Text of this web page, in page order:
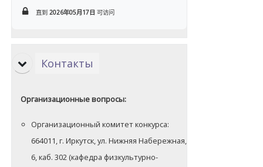
直到2026年05月17日 可访问
Контакты
Организационные вопросы:
Организационный комитет конкурса:
664011, г. Иркутск, ул. Нижняя Набережная,
6, каб. 302 (кафедра физкультурно-